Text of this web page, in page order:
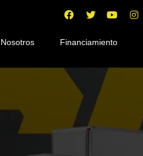
Nosotros Financiamiento